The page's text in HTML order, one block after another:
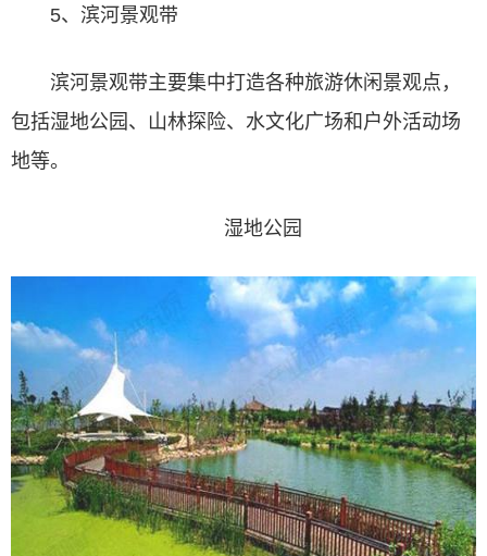
5、滨河景观带
滨河景观带主要集中打造各种旅游休闲景观点，
包括湿地公园、山林探险、水文化广场和户外活动场
地等。
湿地公园